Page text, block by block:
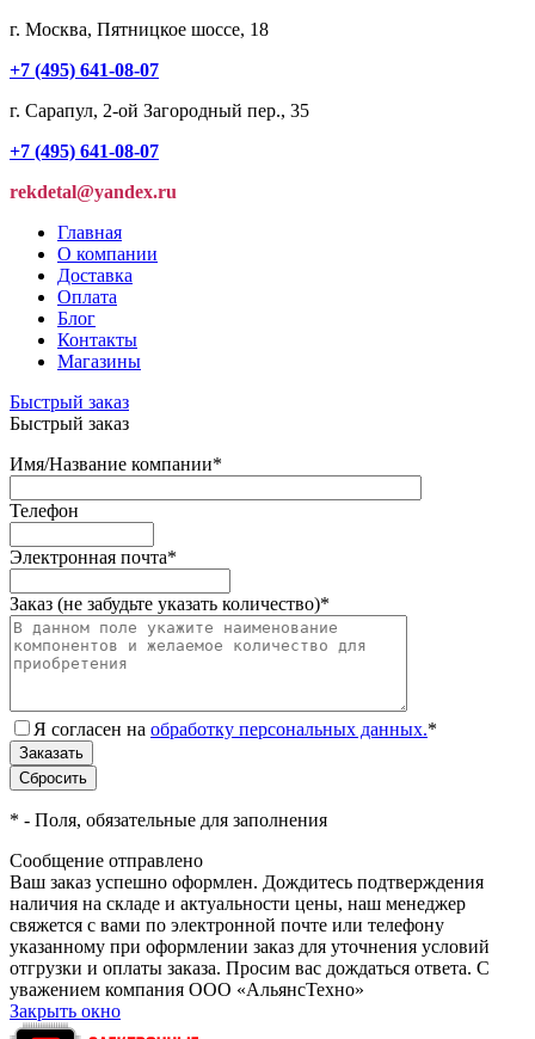
г. Москва, Пятницкое шоссе, 18
+7 (495) 641-08-07
г. Сарапул, 2-ой Загородный пер., 35
+7 (495) 641-08-07
rekdetal@yandex.ru
Главная
О компании
Доставка
Оплата
Блог
Контакты
Магазины
Быстрый заказ
Быстрый заказ
Имя/Название компании*
Телефон
Электронная почта*
Заказ (не забудьте указать количество)*
Я согласен на обработку персональных данных.*
* - Поля, обязательные для заполнения
Сообщение отправлено
Ваш заказ успешно оформлен. Дождитесь подтверждения
наличия на складе и актуальности цены, наш менеджер
свяжется с вами по электронной почте или телефону
указанному при оформлении заказ для уточнения условий
отгрузки и оплаты заказа. Просим вас дождаться ответа. С
уважением компания ООО «АльянсТехно»
Закрыть окно